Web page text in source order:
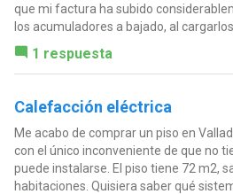
que mi factura ha subido
los acumuladores a bajado, al cargarlos
1 respuesta
Calefacción eléctrica
Me acabo de comprar un piso en
con el único inconveniente de que no
puede instalarse. El piso tiene 72 m2,
habitaciones. Quisiera saber qué